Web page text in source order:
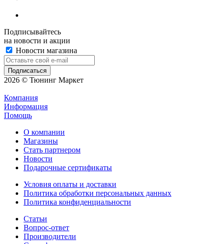
Подписывайтесь
на новости и акции
Новости магазина
2026 © Тюнинг Маркет
Компания
Информация
Помощь
О компании
Магазины
Стать партнером
Новости
Подарочные сертификаты
Условия оплаты и доставки
Политика обработки персональных данных
Политика конфиденциальности
Статьи
Вопрос-ответ
Производители